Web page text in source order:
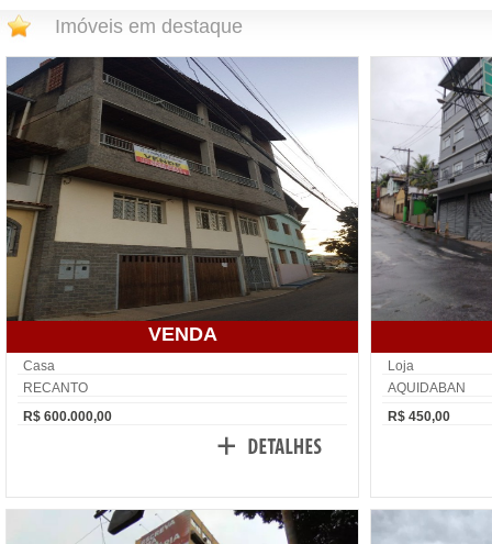
Imóveis em destaque
VENDA
Casa
RECANTO
R$ 600.000,00
Loja
AQUIDABAN
R$ 450,00